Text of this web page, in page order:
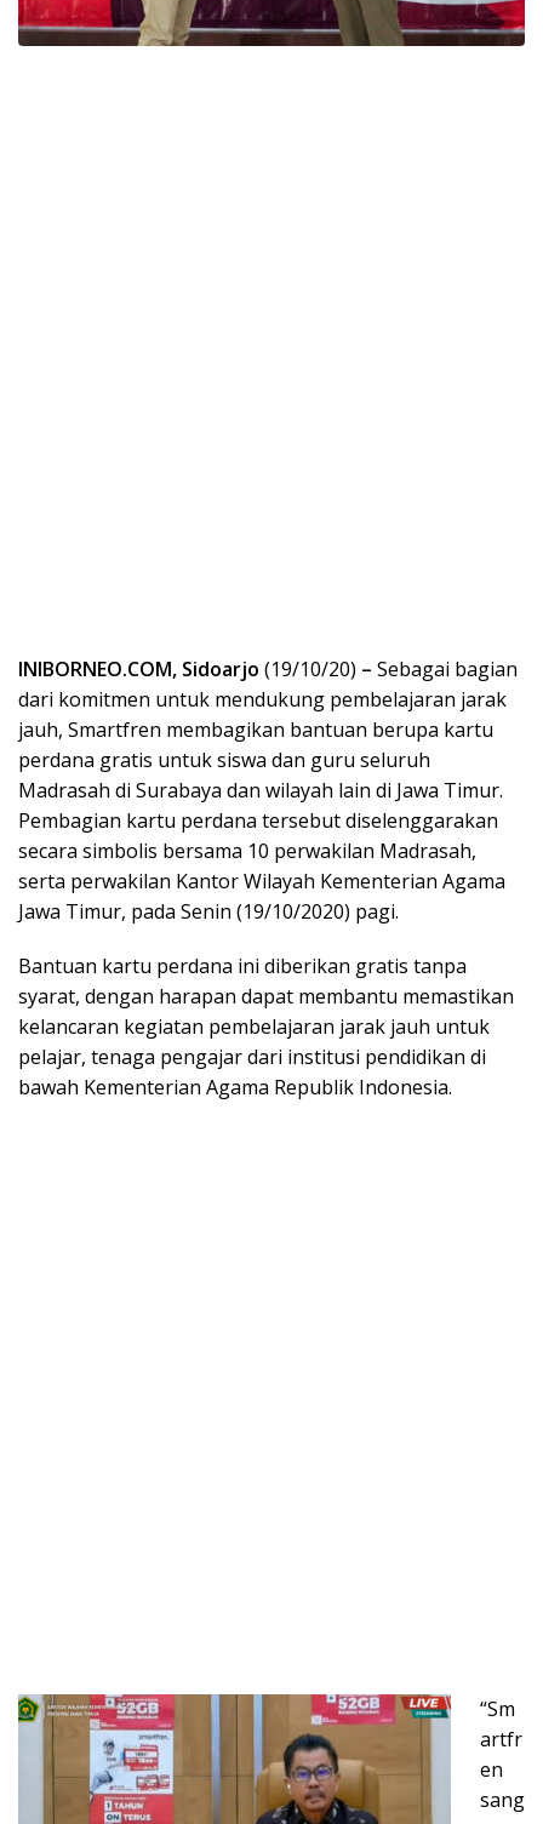
INIBORNEO.COM, Sidoarjo (19/10/20) – Sebagai bagian
dari komitmen untuk mendukung pembelajaran jarak
jauh, Smartfren membagikan bantuan berupa kartu
perdana gratis untuk siswa dan guru seluruh
Madrasah di Surabaya dan wilayah lain di Jawa Timur.
Pembagian kartu perdana tersebut diselenggarakan
secara simbolis bersama 10 perwakilan Madrasah,
serta perwakilan Kantor Wilayah Kementerian Agama
Jawa Timur, pada Senin (19/10/2020) pagi.
Bantuan kartu perdana ini diberikan gratis tanpa
syarat, dengan harapan dapat membantu memastikan
kelancaran kegiatan pembelajaran jarak jauh untuk
pelajar, tenaga pengajar dari institusi pendidikan di
bawah Kementerian Agama Republik Indonesia.
“Sm
artfr
en
sang